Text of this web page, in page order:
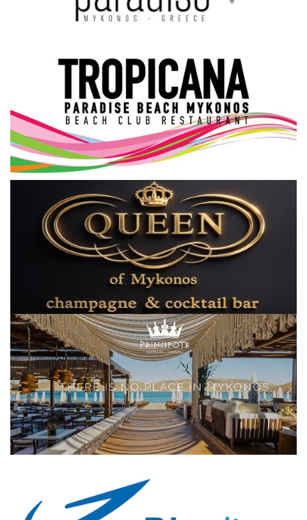
Cost Of Living Crisis
Opinion + Analysis
All News
Local Elections 2023
Elections 2023
Ελληνικά